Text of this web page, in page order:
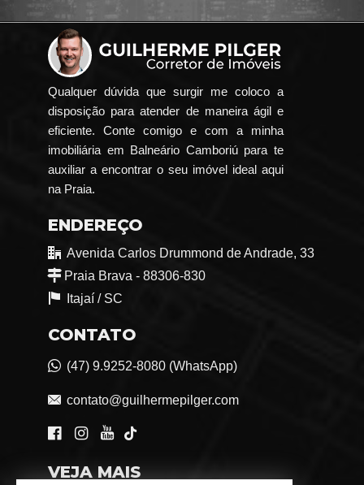
Qualquer dúvida que surgir me coloco a
disposição para atender de maneira ágil e
eficiente. Conte comigo e com a minha
imobiliária em Balneário Camboriú para te
auxiliar a encontrar o seu imóvel ideal aqui
na Praia.
ENDEREÇO
Avenida Carlos Drummond de Andrade, 33
Praia Brava - 88306-830
Itajaí / SC
CONTATO
(47) 9.9252-8080 (WhatsApp)
contato@guilhermepilger.com
VEJA MAIS